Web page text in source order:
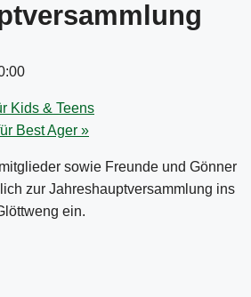
Kids & Teens
Best Ager »
sowie Freunde und Gönner
zur Jahreshauptversammlung ins
ein.